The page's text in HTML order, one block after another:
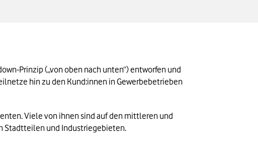
Prinzip („von oben nach unten“) entworfen und
hin zu den Kund:innen in Gewerbebetrieben
Viele von ihnen sind auf den mittleren und
Stadtteilen und Industriegebieten.